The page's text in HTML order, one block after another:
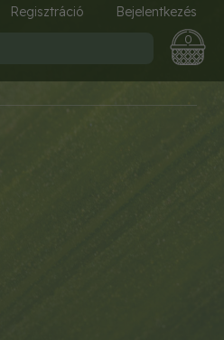
Regisztráció Bejelentkezés
0